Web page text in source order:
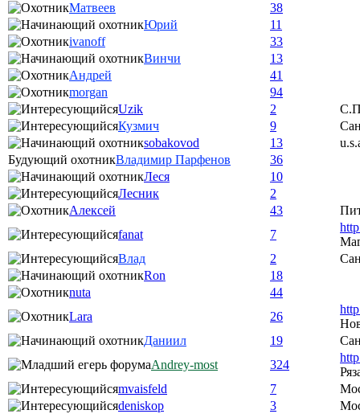
Матвеев
38
Юрий
11
ivanoff
33
Винчи
13
Андрей
41
morgan
94
Uzik
2
Кузмич
9
sobakovod
13
Будующий охотникВладимир Парфенов
36
Леся
10
Лесник
2
Алексей
43
fanat
7
Влад
2
Ron
18
nuta
44
Lara
26
Даниил
19
Andrey-most
324
mvaisfeld
7
deniskop
3